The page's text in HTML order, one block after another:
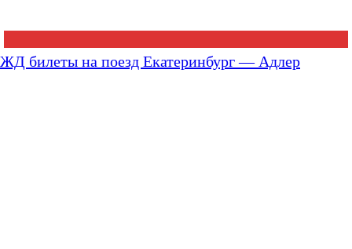
ЖД билеты на поезд Екатеринбург — Адлер